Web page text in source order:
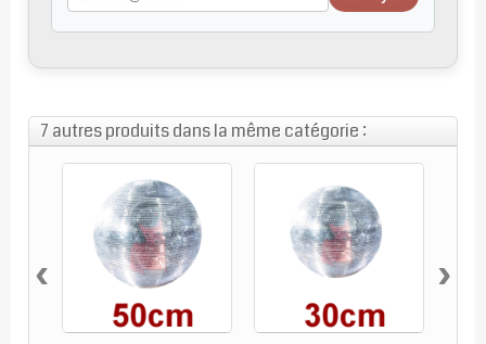
7 autres produits dans la même catégorie :
‹ ›